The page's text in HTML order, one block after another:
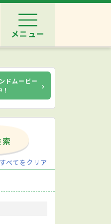
メニュー
ドムービー
›
すべてをクリア